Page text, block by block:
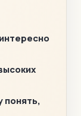
понять,